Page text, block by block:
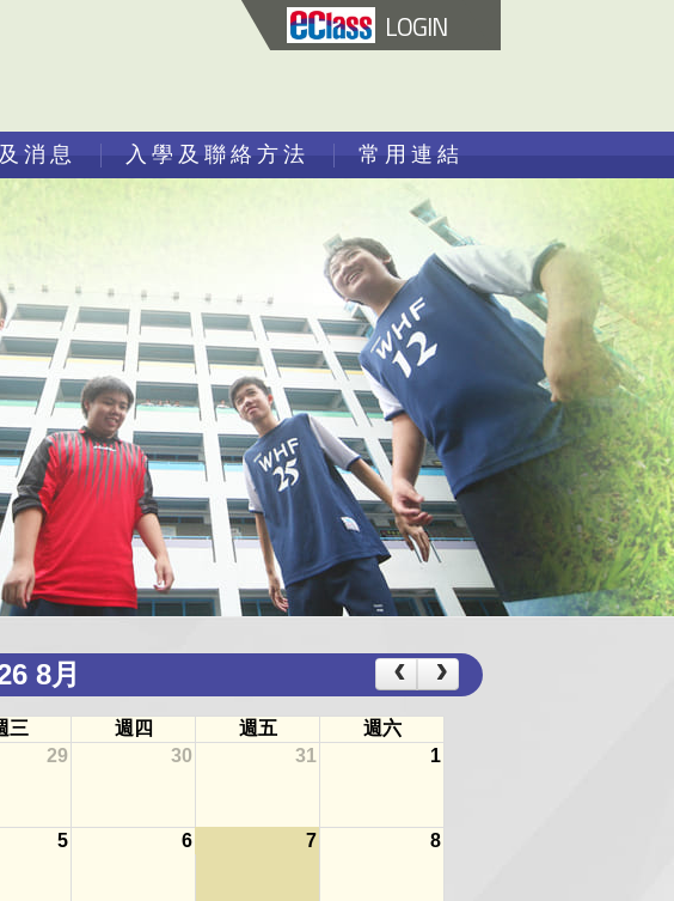
LOGIN
消息 入學及聯絡方法 常用連結
8月
三 週四 週五
週六
29 30 31 1
5 6 7 8